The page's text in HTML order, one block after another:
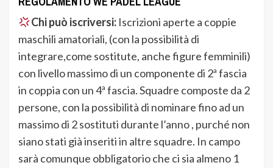
Chi può iscriversi:Iscrizioni aperte a coppie
maschili amatoriali, (con la possibilità di
integrare,come sostitute, anche figure femminili)
con livello massimo di un componente di 2ª fascia
in coppia con un 4ª fascia. Squadre composte da 2
persone, con la possibilità di nominare fino ad un
massimo di 2 sostituti durante l’anno , purché non
siano stati già inseriti in altre squadre. In campo
sarà comunque obbligatorio che ci sia almeno 1